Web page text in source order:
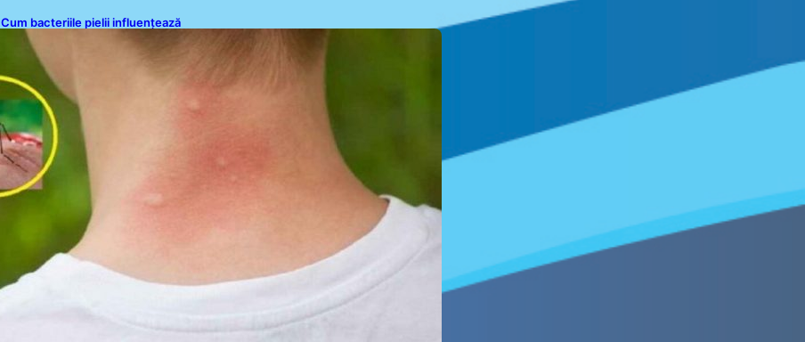
Cum bacteriile pielii influențează
atracția țânțarilor: O nouă viziune
asupra alegerii victimelor